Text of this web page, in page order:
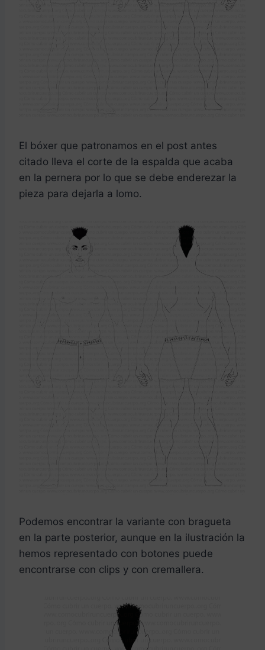
El bóxer que patronamos en el post antes
citado lleva el corte de la espalda que acaba
en la pernera por lo que se debe enderezar la
pieza para dejarla a lomo.
Podemos encontrar la variante con bragueta
en la parte posterior, aunque en la ilustración la
hemos representado con botones puede
encontrarse con clips y con cremallera.